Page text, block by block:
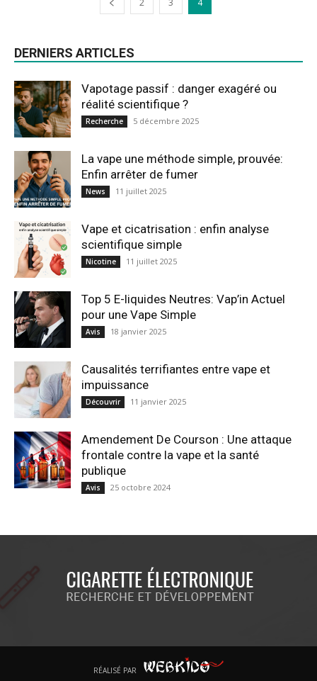
2 3 4
DERNIERS ARTICLES
Vapotage passif : danger exagéré ou
réalité scientifique ?
Recherche 5 décembre 2025
La vape une méthode simple, prouvée:
Enfin arrêter de fumer
News 11 juillet 2025
Vape et cicatrisation : enfin analyse
scientifique simple
Nicotine 11 juillet 2025
Top 5 E-liquides Neutres: Vap’in Actuel
pour une Vape Simple
Avis 18 janvier 2025
Causalités terrifiantes entre vape et
impuissance
Découvrir 11 janvier 2025
Amendement De Courson : Une attaque
frontale contre la vape et la santé
publique
Avis 25 octobre 2024
RÉALISÉ PAR